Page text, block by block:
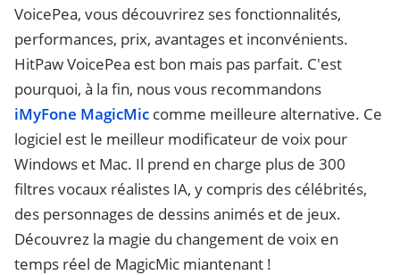
VoicePea, vous découvrirez ses fonctionnalités,
performances, prix, avantages et inconvénients.
HitPaw VoicePea est bon mais pas parfait. C'est
pourquoi, à la fin, nous vous recommandons
iMyFone MagicMic comme meilleure alternative. Ce
logiciel est le meilleur modificateur de voix pour
Windows et Mac. Il prend en charge plus de 300
filtres vocaux réalistes IA, y compris des célébrités,
des personnages de dessins animés et de jeux.
Découvrez la magie du changement de voix en
temps réel de MagicMic miantenant !